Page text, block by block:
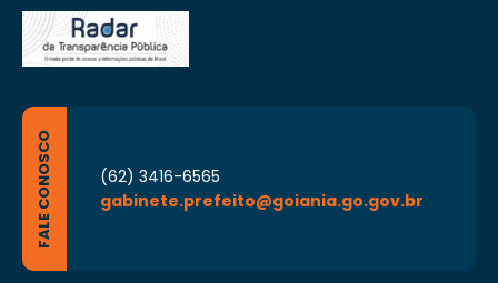
FALE CONOSCO
(62) 3416-6565
gabinete.prefeito@goiania.go.gov.br